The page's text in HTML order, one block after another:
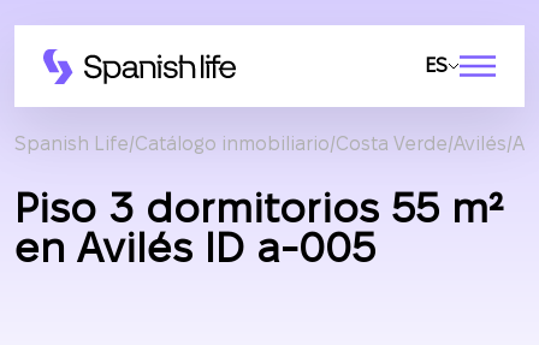
ES
Spanish Life Catálogo inmobiliario Costa Verde Avilés
Piso 3 dormitorios 55 m²
en Avilés ID a-005